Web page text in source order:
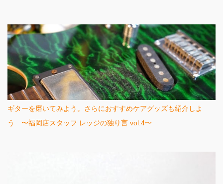
ギターを磨いてみよう。さらにおすすめケアグッズも紹介しよ
う 〜福岡店スタッフ レッジの独り言 vol.4〜